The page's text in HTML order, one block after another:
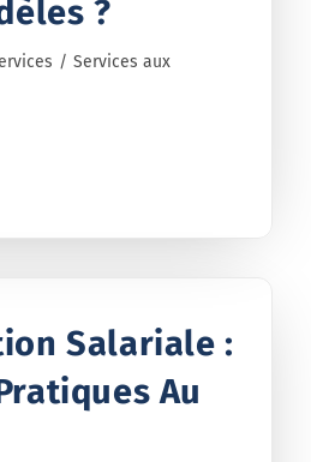
?
/ Services aux
Salariale :
Au